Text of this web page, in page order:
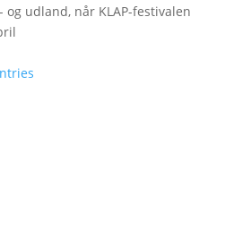
udland, når KLAP-festivalen